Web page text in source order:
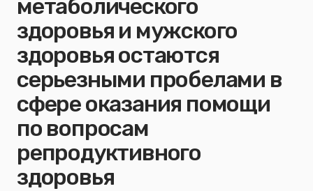
метаболического
здоровья и мужского
здоровья остаются
серьезными пробелами в
сфере оказания помощи
по вопросам
репродуктивного
здоровья